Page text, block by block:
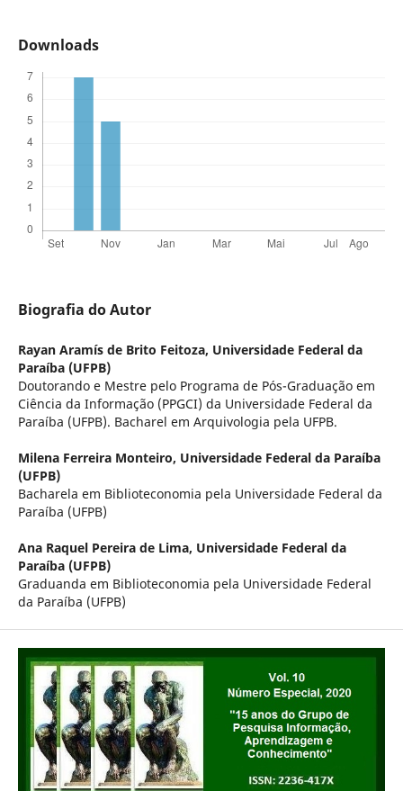
Downloads
Biografia do Autor
Rayan Aramís de Brito Feitoza, Universidade Federal da
Paraíba (UFPB)
Doutorando e Mestre pelo Programa de Pós-Graduação em
Ciência da Informação (PPGCI) da Universidade Federal da
Paraíba (UFPB). Bacharel em Arquivologia pela UFPB.
Milena Ferreira Monteiro, Universidade Federal da Paraíba
(UFPB)
Bacharela em Biblioteconomia pela Universidade Federal da
Paraíba (UFPB)
Ana Raquel Pereira de Lima, Universidade Federal da
Paraíba (UFPB)
Graduanda em Biblioteconomia pela Universidade Federal
da Paraíba (UFPB)